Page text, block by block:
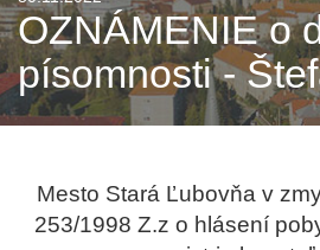
OZNÁMENIE o
písomnosti -
Mesto Stará Ľubovňa v
253/1998 Z.z o hlásení